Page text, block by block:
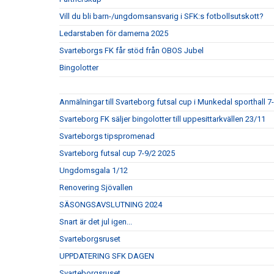
Vill du bli barn-/ungdomsansvarig i SFK:s fotbollsutskott?
Ledarstaben för damerna 2025
Svarteborgs FK får stöd från OBOS Jubel
Bingolotter
Anmälningar till Svarteborg futsal cup i Munkedal sporthall
Svarteborg FK säljer bingolotter till uppesittarkvällen 23/11
Svarteborgs tipspromenad
Svarteborg futsal cup 7-9/2 2025
Ungdomsgala 1/12
Renovering Sjövallen
SÄSONGSAVSLUTNING 2024
Snart är det jul igen...
Svarteborgsruset
UPPDATERING SFK DAGEN